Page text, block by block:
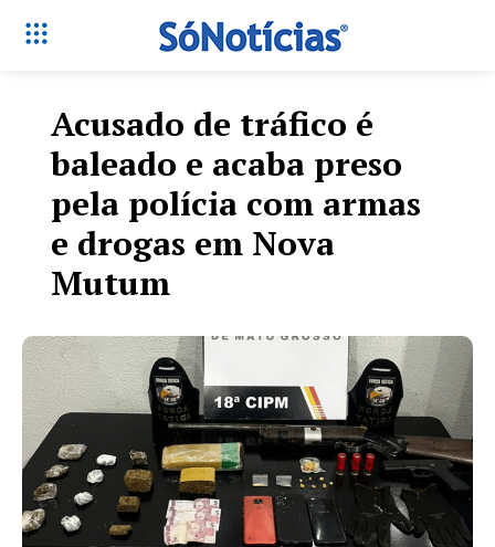
Acusado de tráfico é
baleado e acaba preso
pela polícia com armas
e drogas em Nova
Mutum